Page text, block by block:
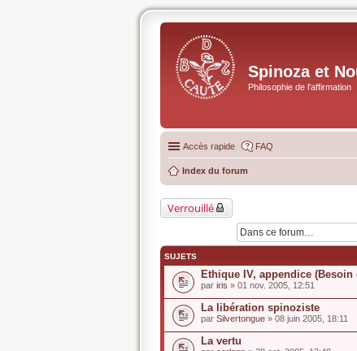
Spinoza et
Philosophie de l'affirmation
Accès rapide FAQ
Index du forum
Verrouillé
SUJETS
Ethique IV, appendice (Besoin
par iris » 01 nov. 2005, 12:51
La libération spinoziste
par Silvertongue » 08 juin 2005, 18:11
La vertu